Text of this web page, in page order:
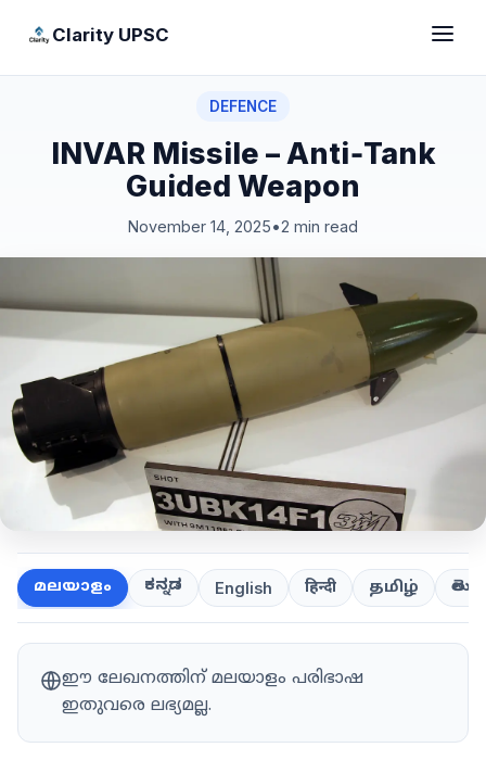
Clarity UPSC
DEFENCE
INVAR Missile – Anti‑Tank
Guided Weapon
November 14, 2025•2 min read
മലയാളം ಕನ್ನಡ English हिन्दी தமிழ்
ഈ ലേഖനത്തിന് മലയാളം പരിഭാഷ
ഇതുവരെ ലഭ്യമല്ല.